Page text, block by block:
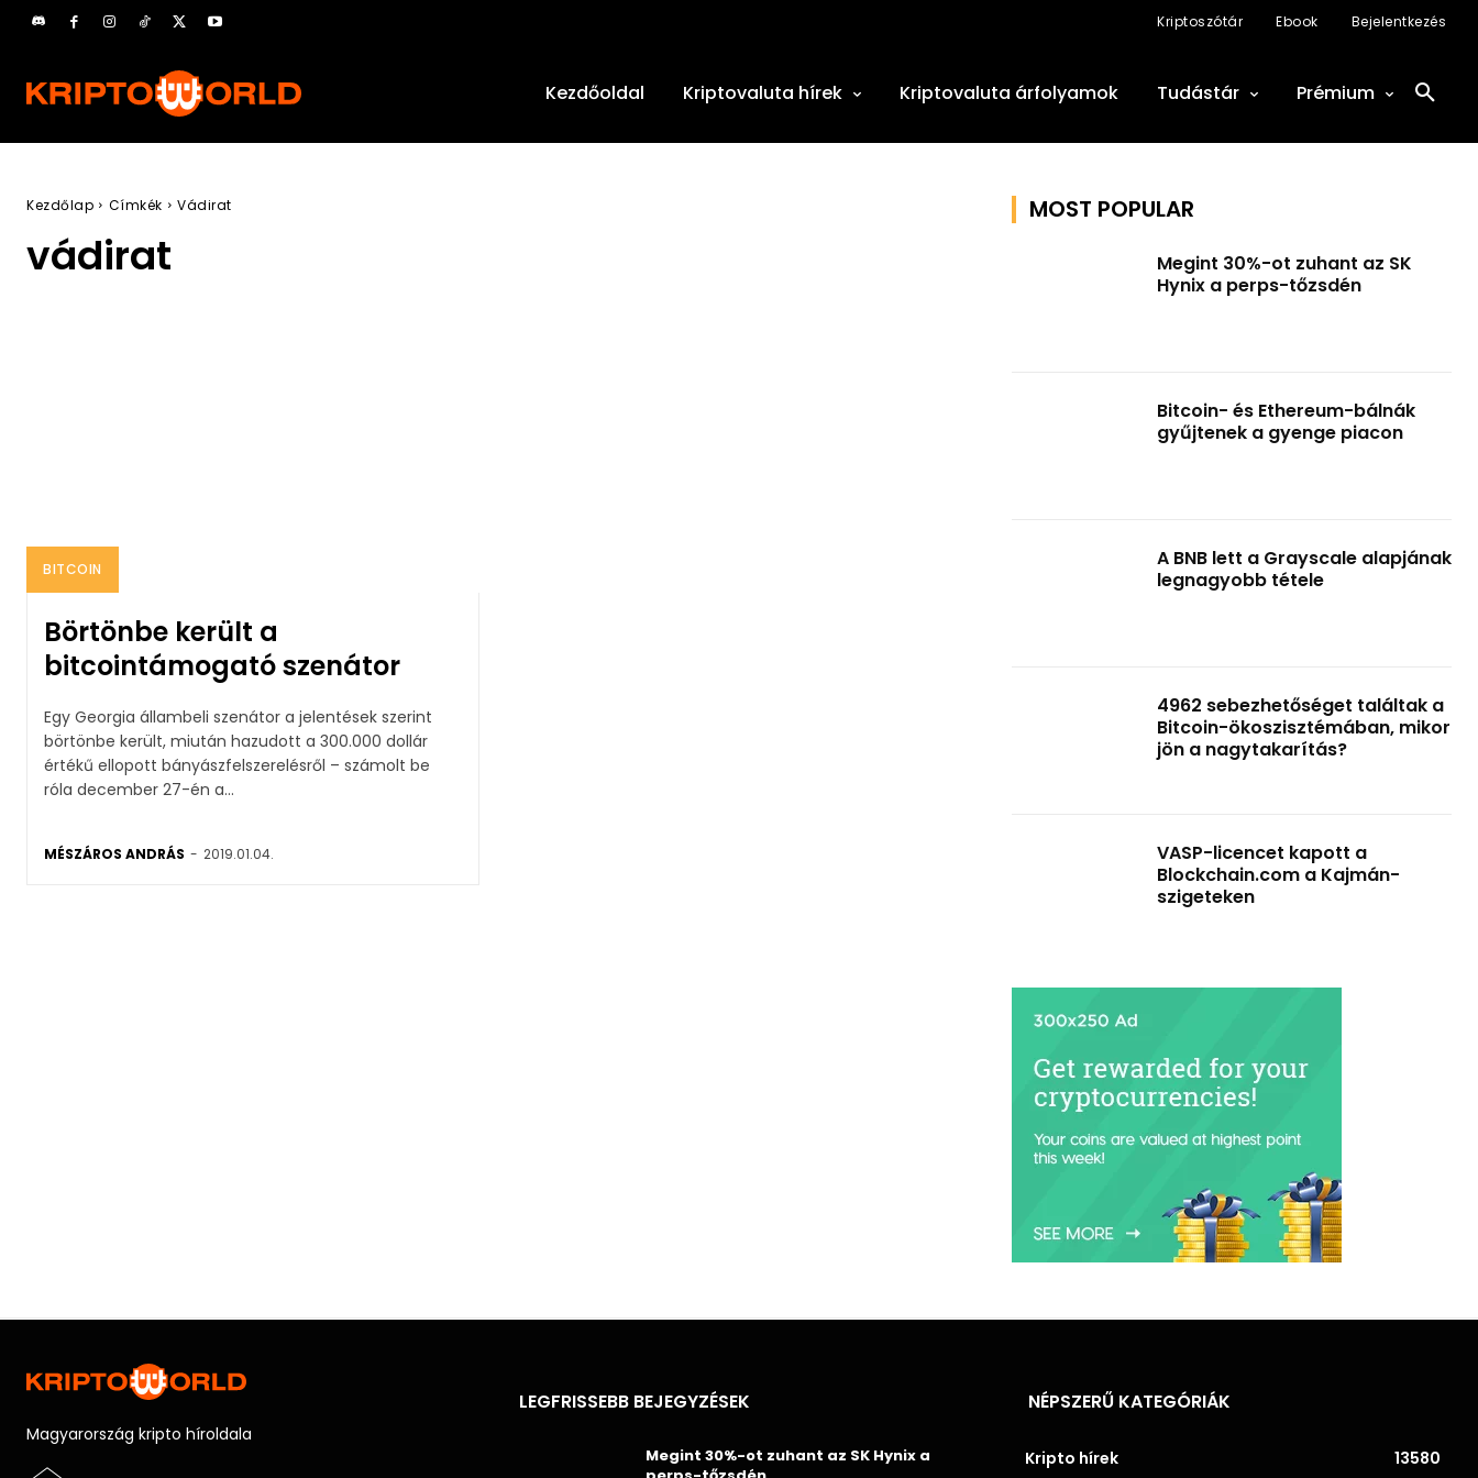
Kriptoszótár Ebook Bejelentkezés
Kezdőoldal Kriptovaluta hírek Kriptovaluta árfolyamok Tudástár Prémium
Kezdőlap Címkék Vádirat
vádirat
BITCOIN
Börtönbe került a
bitcointámogató szenátor
Egy Georgia állambeli szenátor a jelentések szerint
börtönbe került, miután hazudott a 300.000 dollár
értékű ellopott bányászfelszerelésről – számolt be
róla december 27-én a...
MÉSZÁROS ANDRÁS - 2019.01.04.
MOST POPULAR
Megint 30%-ot zuhant az SK
Hynix a perps-tőzsdén
Bitcoin- és Ethereum-bálnák
gyűjtenek a gyenge piacon
A BNB lett a Grayscale alapjának
legnagyobb tétele
4962 sebezhetőséget találtak a
Bitcoin-ökoszisztémában, mikor
jön a nagytakarítás?
VASP-licencet kapott a
Blockchain.com a Kajmán-
szigeteken
Magyarország kripto híroldala
LEGFRISSEBB BEJEGYZÉSEK
Megint 30%-ot zuhant az SK Hynix a
NÉPSZERŰ KATEGÓRIÁK
Kripto hírek 13580